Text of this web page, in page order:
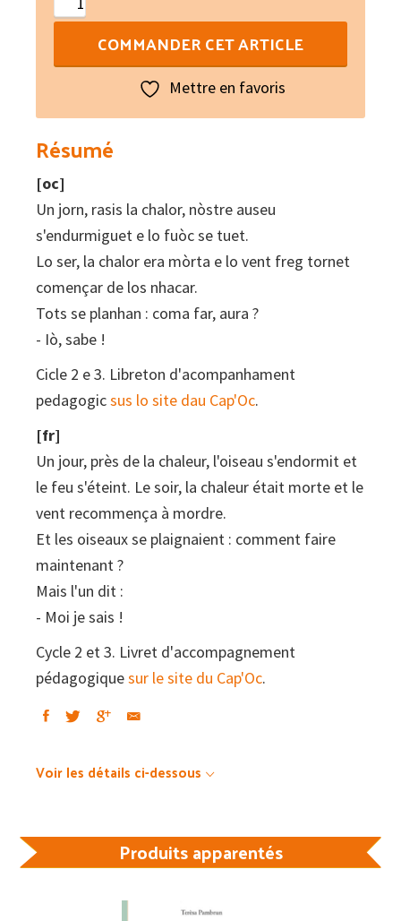
de
CD)
COMMANDER CET ARTICLE
Mettre en favoris
Résumé
[oc]
Un jorn, rasis la chalor, nòstre auseu
s'endurmiguet e lo fuòc se tuet.
Lo ser, la chalor era mòrta e lo vent freg tornet
començar de los nhacar.
Tots se planhan : coma far, aura ?
- Iò, sabe !
Cicle 2 e 3. Libreton d'acompanhament
pedagogicsus lo site dau Cap'Oc.
[fr]
Un jour, près de la chaleur, l'oiseau s'endormit et
le feu s'éteint. Le soir, la chaleur était morte et le
vent recommença à mordre.
Et les oiseaux se plaignaient : comment faire
maintenant ?
Mais l'un dit :
- Moi je sais !
Cycle 2 et 3. Livret d'accompagnement
pédagogiquesur le site du Cap'Oc.
Voir les détails ci-dessous
Produits apparentés